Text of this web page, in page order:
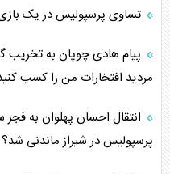
تساوی پرسپولیس در یک بازی
پیام هادی چوپان به
مردید افتخارات من را کسب
انتقال احسان پهلوان به
پرسپولیس در شیراز ماندنی شد؟